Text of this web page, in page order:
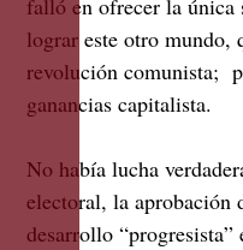
falló en ofrecer la única
lograr este otro mundo,
revolución comunista;
ganancias capitalista.
No había lucha
electoral, la aprobación
desarrollo